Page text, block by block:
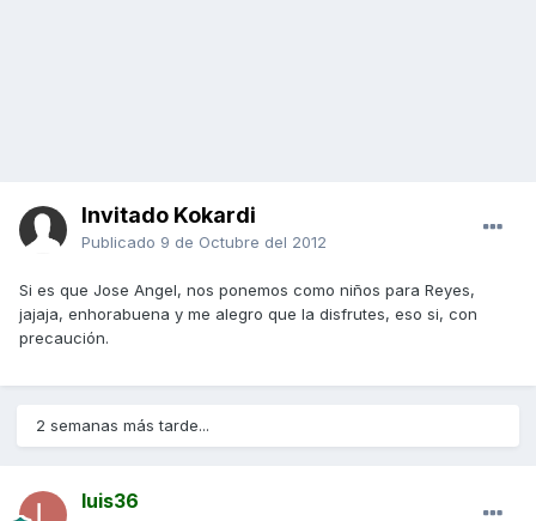
Invitado Kokardi
Publicado 9 de Octubre del 2012
Si es que Jose Angel, nos ponemos como niños para Reyes,
jajaja, enhorabuena y me alegro que la disfrutes, eso si, con
precaución.
2 semanas más tarde...
luis36